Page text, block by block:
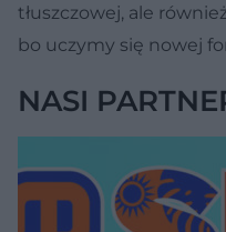
tłuszczowej, ale
bo uczymy się nowej
NASI